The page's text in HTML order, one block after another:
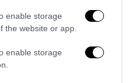
enable storage
the website or app.
enable storage
di Parma: quando